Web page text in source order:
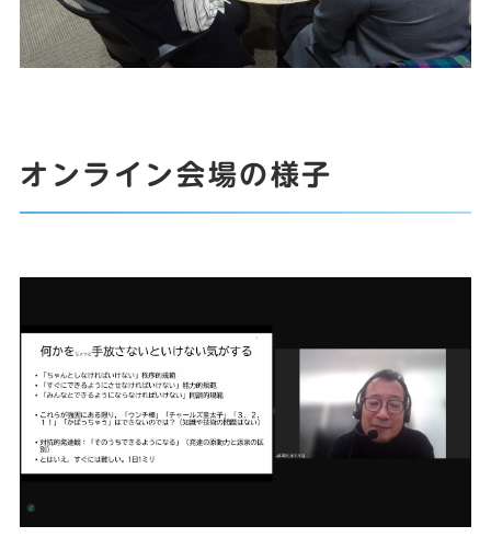
オンライン会場の様子